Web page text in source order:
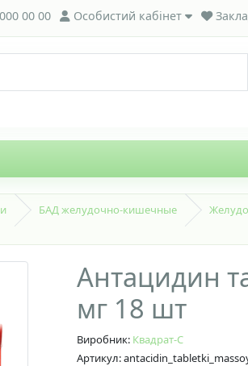
00 00 Особистий кабінет
БАД желудочно-кишечные
Антацидин
мг 18 шт
Виробник: Квадрат-С
Артикул: